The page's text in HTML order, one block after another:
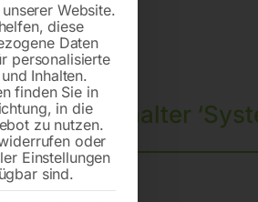
Drehstahlhalter
Website.
diese
Daten
personalisierte
Inhalten.
finden Sie in
in die
zu nutzen.
oder
Einstellungen
sind.